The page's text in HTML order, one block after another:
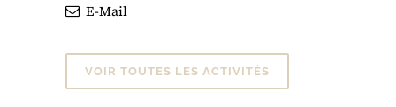
E-Mail
VOIR TOUTES LES ACTIVITÉS